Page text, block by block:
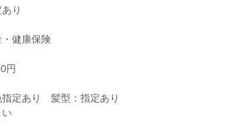
り
健康保険
円
定あり 髪型：指定あり